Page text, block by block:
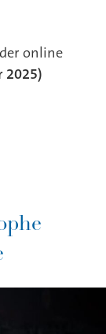
online
2025)